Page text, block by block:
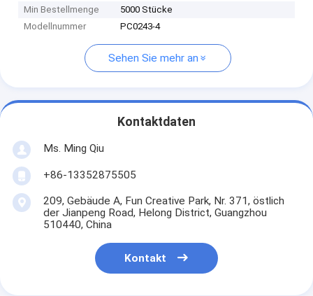
Min Bestellmenge
5000 Stücke
Modellnummer
PC0243-4
Sehen Sie mehr an
Kontaktdaten
Ms. Ming Qiu
+86-13352875505
209, Gebäude A, Fun Creative Park, Nr. 371, östlich
der Jianpeng Road, Helong District, Guangzhou
510440, China
Kontakt